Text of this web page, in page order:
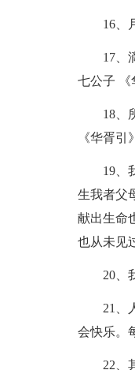
16、
17、
七公子 《
18、
《华胥引》
19、
生我者父
献出生命
也从未见
20、
21、
会快乐。
22、